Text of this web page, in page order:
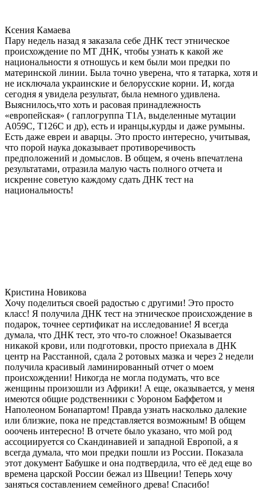
Ксения Камаева
Пару недель назад я заказала себе ДНК тест этническое
происхождение по МТ ДНК, чтобы узнать к какой же
национальности я отношусь и кем были мои предки по
материнской линии. Была точно уверена, что я татарка, хотя и
не исключала украинские и белорусские корни. И, когда
сегодня я увидела результат, была немного удивлена.
Выяснилось,что хоть и расовая принадлежность
«европейская» ( гаплогруппа T1A, выделенные мутации
A059C, T126C и др), есть и иранцы,курды и даже румыны.
Есть даже евреи и аварцы. Это просто интересно, учитывая,
что порой наука доказывает противоречивость
предположений и домыслов. В общем, я очень впечатлена
результатами, отразила малую часть полного отчета и
искренне советую каждому сдать ДНК тест на
национальность!
Кристина Новикова
Хочу поделиться своей радостью с другими! Это просто
класс! Я получила ДНК тест на этническое происхождение в
подарок, точнее сертификат на исследование! Я всегда
думала, что ДНК тест, это что-то сложное! Оказывается
никакой крови, или подготовки, просто приехала в ДНК
центр на Расстанной, сдала 2 ротовых мазка и через 2 недели
получила красивый ламинированный отчет о моем
происхождении! Никогда не могла подумать, что все
женщины произошли из Африки! А еще, оказывается, у меня
имеются общие родственники с Уороном Баффетом и
Наполеоном Бонапартом! Правда узнать насколько далекие
или близкие, пока не представляется возможным! В общем
ооочень интересно! В отчете было указано, что мой род
ассоциируется со Скандинавией и западной Европой, а я
всегда думала, что мои предки пошли из России. Показала
этот документ Бабушке и она подтвердила, что её дед еще во
времена царской России бежал из Швеции! Теперь хочу
заняться составлением семейного древа! Спасибо!